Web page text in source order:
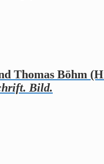
Thomas Böhm
Bild.